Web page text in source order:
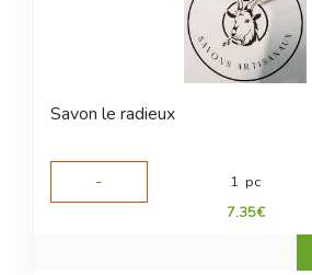
Savon le radieux
-
1 pc
7.35€